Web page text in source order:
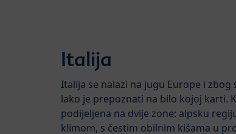
Italija
Italija se nalazi na jugu Europe i zbog
lako je prepoznati na bilo kojoj karti.
podijeljena na dvije zone: alpsku
klimom, s čestim obilnim kišama u